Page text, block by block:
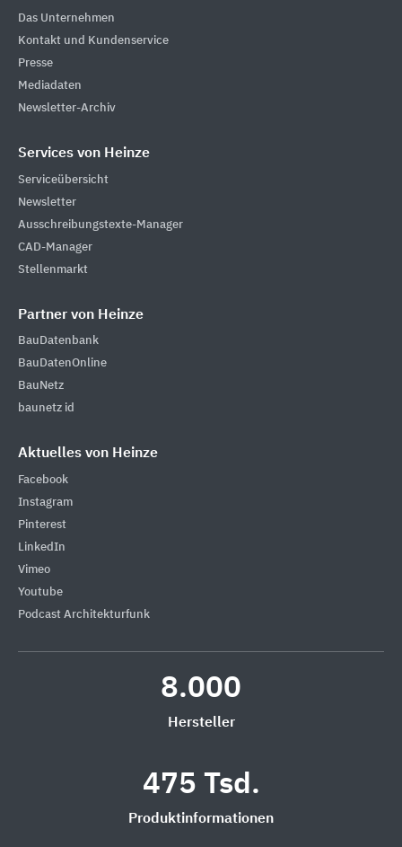
Das Unternehmen
Kontakt und Kundenservice
Presse
Mediadaten
Newsletter-Archiv
Services von Heinze
Serviceübersicht
Newsletter
Ausschreibungstexte-Manager
CAD-Manager
Stellenmarkt
Partner von Heinze
BauDatenbank
BauDatenOnline
BauNetz
baunetz id
Aktuelles von Heinze
Facebook
Instagram
Pinterest
LinkedIn
Vimeo
Youtube
Podcast Architekturfunk
8.000
Hersteller
475 Tsd.
Produktinformationen